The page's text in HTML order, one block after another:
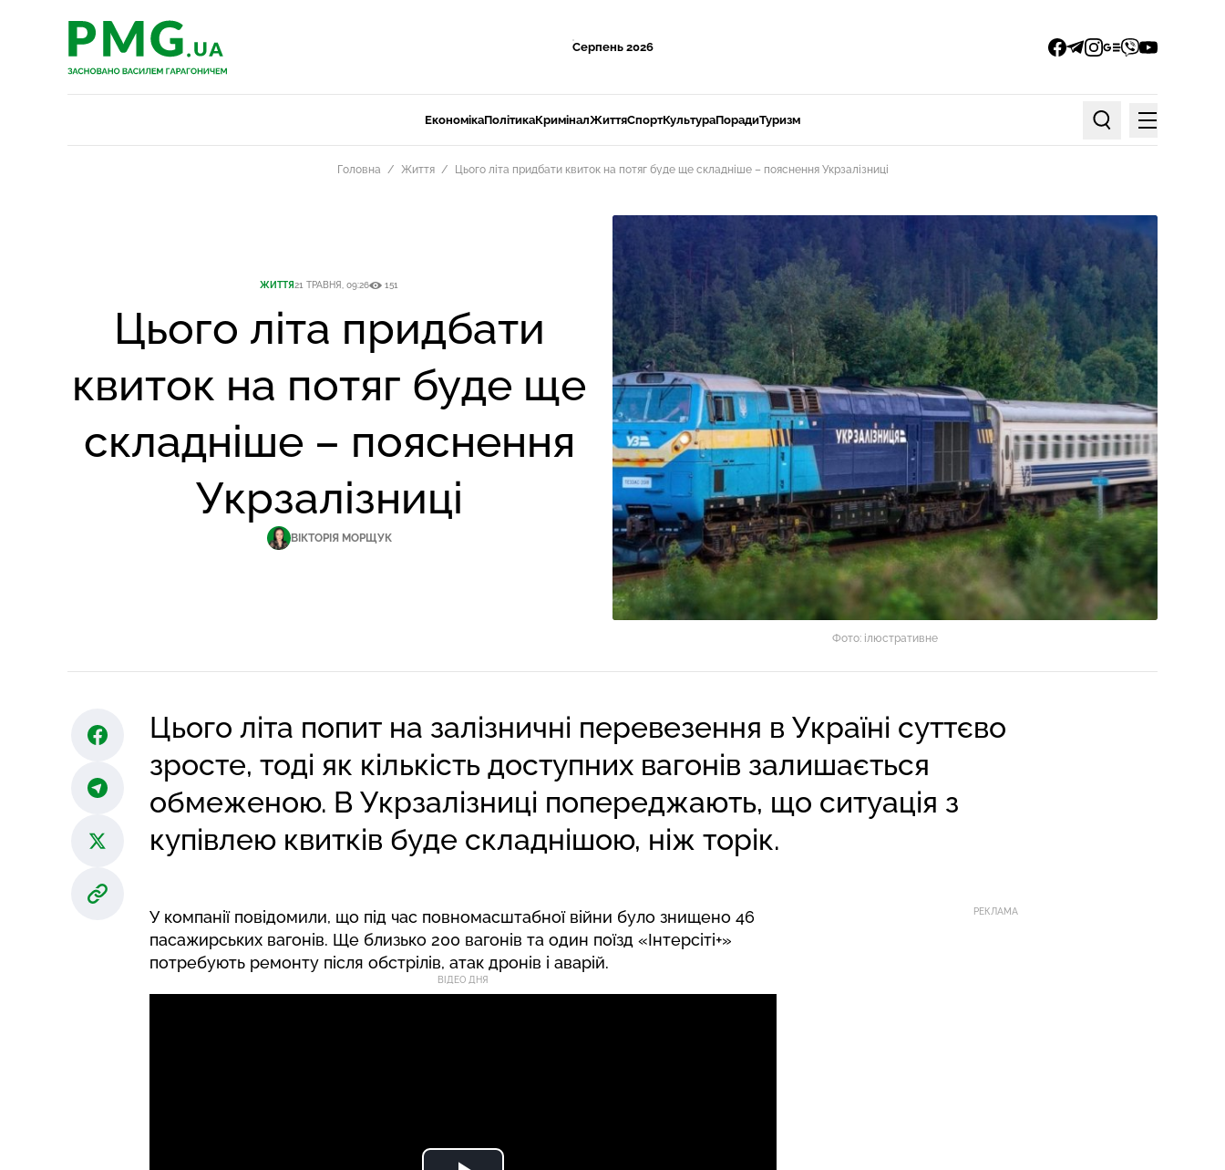
PMG.ua
Серпень 2026
facebook
telegram
instagram
google_news
viberyoutube
PMG.ua
ЕкономікаПолітикаКриміналЖиттяСпортКультураПорадиТуризм
Пошук по статтях
Меню
Головна Життя Цього літа придбати квиток на потяг буде ще складніше – пояснення Укрзалізниці
ЖИТТЯ21 ТРАВНЯ, 09:26 151
Цього літа придбати
квиток на потяг буде ще
складніше – пояснення
Укрзалізниці
ВІКТОРІЯ МОРЩУК
Фото: ілюстративне
Цього літа попит на залізничні перевезення в Україні суттєво
зросте, тоді як кількість доступних вагонів залишається
обмеженою. В Укрзалізниці попереджають, що ситуація з
купівлею квитків буде складнішою, ніж торік.
У компанії повідомили, що під час повномасштабної війни було знищено 46
пасажирських вагонів. Ще близько 200 вагонів та один поїзд «Інтерсіті+»
потребують ремонту після обстрілів, атак дронів і аварій.
ВІДЕО ДНЯ
РЕКЛАМА